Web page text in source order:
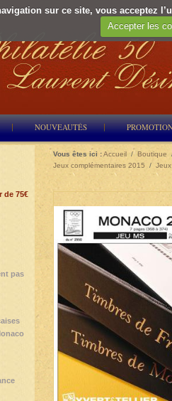
sur ce site, vous acceptez
Accepter les
NOUVEAUTÉS
Vous êtes ici :Accueil / Boutique
Jeux complémentaires 2015 /
pas
de 75€